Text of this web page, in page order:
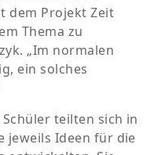
dem Projekt Zeit
Thema zu
„Im normalen
ein solches
teilten sich in
jeweils Ideen für die